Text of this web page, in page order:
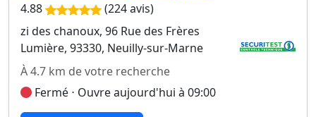
4.88
(224 avis)
zi des chanoux, 96 Rue des Frères
Lumière, 93330, Neuilly-sur-Marne
À 4.7 km de votre recherche
Fermé ⋅ Ouvre aujourd'hui à 09:00